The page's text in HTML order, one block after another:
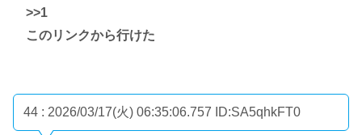
>>1
このリンクから行けた
44 : 2026/03/17(火) 06:35:06.757 ID:SA5qhkFT0